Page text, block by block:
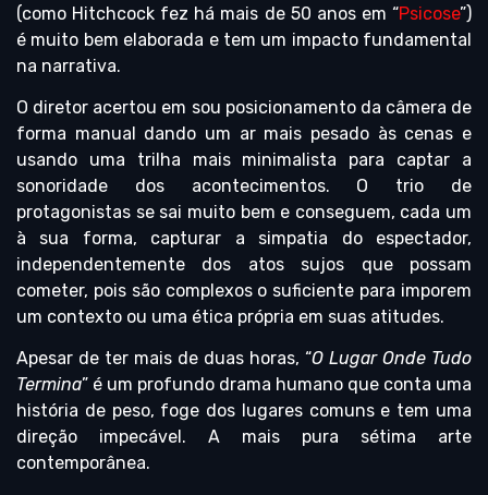
(como Hitchcock fez há mais de 50 anos em “Psicose”)
é muito bem elaborada e tem um impacto fundamental
na narrativa.
O diretor acertou em sou posicionamento da câmera de
forma manual dando um ar mais pesado às cenas e
usando uma trilha mais minimalista para captar a
sonoridade dos acontecimentos. O trio de
protagonistas se sai muito bem e conseguem, cada um
à sua forma, capturar a simpatia do espectador,
independentemente dos atos sujos que possam
cometer, pois são complexos o suficiente para imporem
um contexto ou uma ética própria em suas atitudes.
Apesar de ter mais de duas horas, “O Lugar Onde Tudo
Termina” é um profundo drama humano que conta uma
história de peso, foge dos lugares comuns e tem uma
direção impecável. A mais pura sétima arte
contemporânea.